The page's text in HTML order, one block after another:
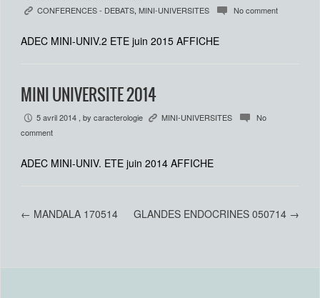
K CONFERENCES - DEBATS, MINI-UNIVERSITES c No comment
ADEC MINI-UNIV.2 ETE juin 2015 AFFICHE
MINI UNIVERSITE 2014
P 5 avril 2014 , by caracterologie K MINI-UNIVERSITES c No
comment
ADEC MINI-UNIV. ETE juin 2014 AFFICHE
← MANDALA 170514 GLANDES ENDOCRINES 050714 →